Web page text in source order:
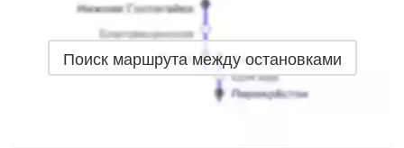
Поиск маршрута между остановками